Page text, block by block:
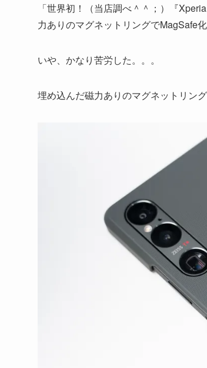
「世界初！（当店調べ＾＾；）『
力ありのマグネットリングでMagSafe化
いや、かなり苦労した。。。
埋め込んだ磁力ありのマグネットリング